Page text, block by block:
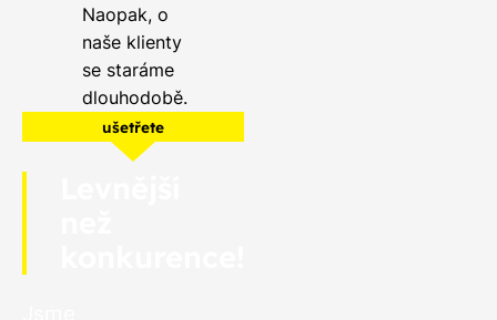
Naopak, o
naše klienty
se staráme
dlouhodobě.
ušetřete